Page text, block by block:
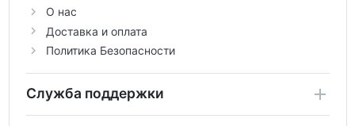
О нас
Доставка и оплата
Политика Безопасности
Служба поддержки